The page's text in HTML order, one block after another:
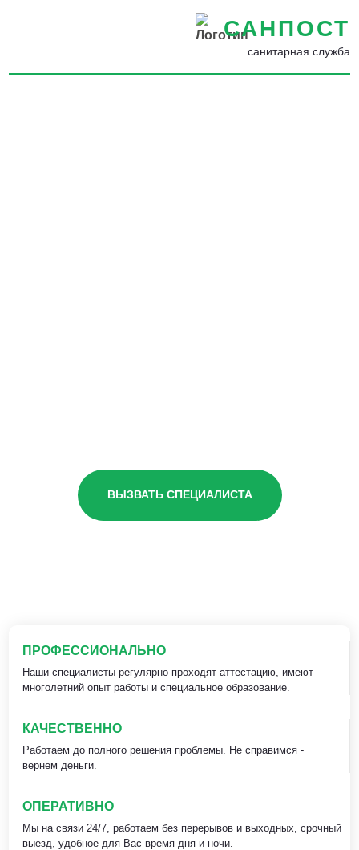
САНПОСТ
санитарная служба
ВЫЗВАТЬ СПЕЦИАЛИСТА
ПРОФЕССИОНАЛЬНО
Наши специалисты регулярно проходят аттестацию, имеют
многолетний опыт работы и специальное образование.
КАЧЕСТВЕННО
Работаем до полного решения проблемы. Не справимся -
вернем деньги.
ОПЕРАТИВНО
Мы на связи 24/7, работаем без перерывов и выходных, срочный
выезд, удобное для Вас время дня и ночи.